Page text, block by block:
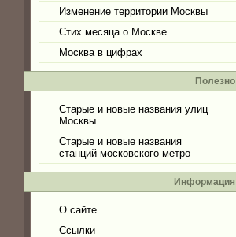
Изменение территории Москвы
Стих месяца о Москве
Москва в цифрах
Полезно
Старые и новые названия улиц
Москвы
Старые и новые названия
станций московского метро
Информация
О сайте
Ссылки